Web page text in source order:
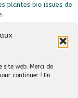
site web. Merci de
continuer ! En
plantes bio issues de